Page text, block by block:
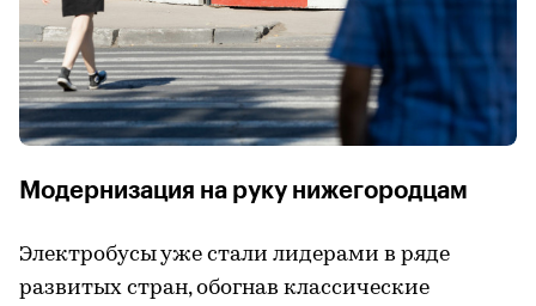
Модернизация на руку нижегородцам
Электробусы уже стали лидерами в ряде
развитых стран, обогнав классические